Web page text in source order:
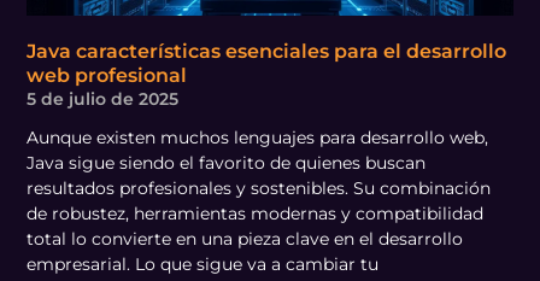
Java características esenciales para el desarrollo
web profesional
5 de julio de 2025
Aunque existen muchos lenguajes para desarrollo web,
Java sigue siendo el favorito de quienes buscan
resultados profesionales y sostenibles. Su combinación
de robustez, herramientas modernas y compatibilidad
total lo convierte en una pieza clave en el desarrollo
empresarial. Lo que sigue va a cambiar tu